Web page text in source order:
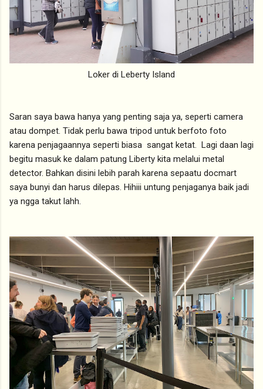
Loker di Leberty Island
Saran saya bawa hanya yang penting saja ya, seperti camera
atau dompet. Tidak perlu bawa tripod untuk berfoto foto
karena penjagaannya seperti biasa sangat ketat. Lagi daan lagi
begitu masuk ke dalam patung Liberty kita melalui metal
detector. Bahkan disini lebih parah karena sepaatu docmart
saya bunyi dan harus dilepas. Hihiii untung penjaganya baik jadi
ya ngga takut lahh.